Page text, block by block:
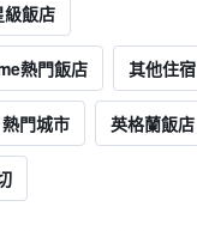
級飯店
熱門飯店 其他住宿
熱門城市 英格蘭飯店